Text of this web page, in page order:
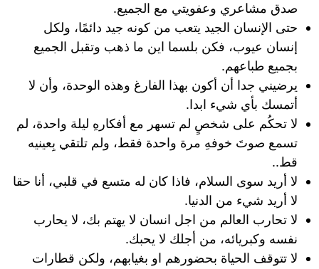
صدق مشاعري وعفويتي مع الجميع.
حتى الإنسان الجيد يتعب من كونه جيد دائمًا، ولكل
إنسان عيوب، فكن بلسما اين ما ذهب وتقبل الجميع
بجميع طباعهم.
يرضيني جدا أن أكون بهذا الفارغ وهذه الوحدة، وأن لا
أتمسك بأي شيء ابدا.
‏لا تحكُم على شخصٍ لم تسهر مع أفكارهِ ليلة واحدة، لم
تسمع صوتَ خوفهِ مرة واحدة فقط، ولم تلتقي بِعينيه
قط..
لا أريد سوى السلام، فاذا كان له متسع في قلبي، أنا حقا
لا أريد شيء من الدنيا.
لا تحارب العالم من اجل انسان لا يهتم بك، لا يحارب
نفسه وكبريائه، من أجلك لا يحبك.
لا تتوقف الحياة بحضورهم او بغيابهم، ولكن قطارات